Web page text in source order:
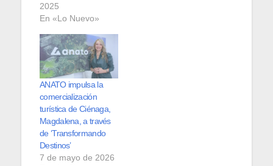
2025
En «Lo Nuevo»
ANATO impulsa la
comercialización
turística de Ciénaga,
Magdalena, a través
de ‘Transformando
Destinos’
7 de mayo de 2026